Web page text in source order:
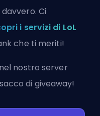
Ci
i servizi di LoL
che ti meriti!
nostro server
di giveaway!